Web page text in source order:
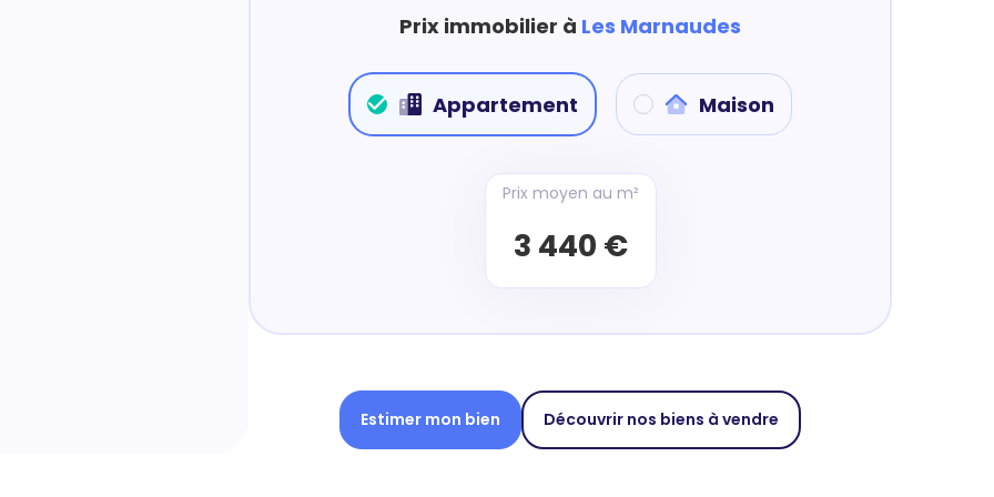
Prix immobilier à Les Marnaudes
Appartement Maison
Prix moyen au m²
3 440 €
Estimer mon bien Découvrir nos biens à vendre